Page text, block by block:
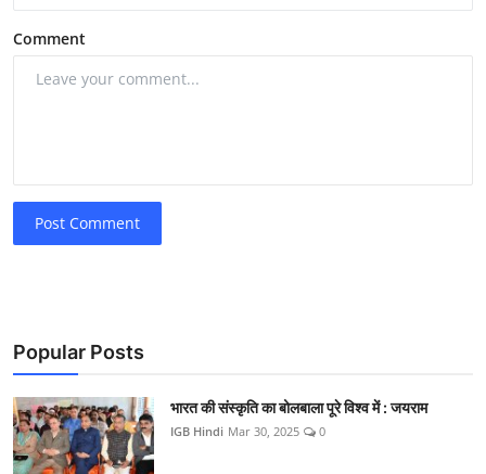
Comment
Post Comment
Popular Posts
भारत की संस्कृति का बोलबाला पूरे विश्व में : जयराम
IGB Hindi Mar 30, 2025 0